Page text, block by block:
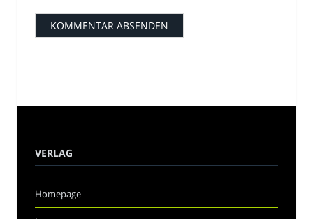
VERLAG
Homepage